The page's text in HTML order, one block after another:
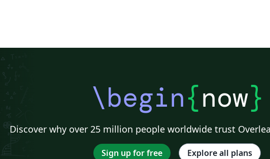
\begin{now}
Discover why over 25 million people worldwide trust
Sign up for free Explore all plans